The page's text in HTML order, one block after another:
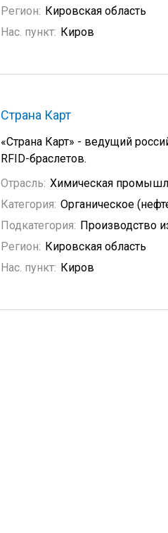
Регион: Кировская область
Нас. пункт: Киров
Страна Карт
«Страна Карт» - ведущий
RFID-браслетов.
Отрасль: Химическая
Категория: Органическое
Подкатегория: Производство
Регион: Кировская область
Нас. пункт: Киров